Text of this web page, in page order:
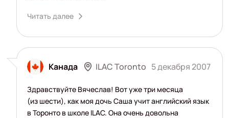
Читать далее
Канада ILAC Toronto 5 декабря 2007
Здравствуйте Вячеслав! Вот уже три месяца
(из шести), как моя дочь Саша учит английский язык
в Торонто в школе ILAC. Она очень довольна